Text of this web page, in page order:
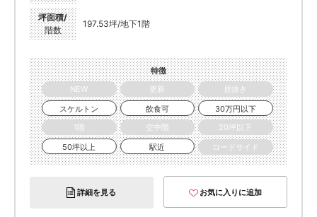
坪面積/
階数
197.53坪/地下1階
特徴
NEW
更新
居抜き
スケルトン
飲食可
30万円以下
1階
空中階
20坪以下
50坪以上
駅近 ロードサイド
詳細を見る お気に入りに追加